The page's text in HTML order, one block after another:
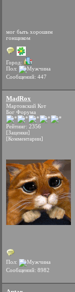
мог быть хорошим
гонщиком
Город:
Пол:
Сообщений: 447
MadRox
Мартовский Кот
Бог Форума
Рейтинг: 2356
[Заценки]
[Комментарии]
Пол:
Сообщений: 8982